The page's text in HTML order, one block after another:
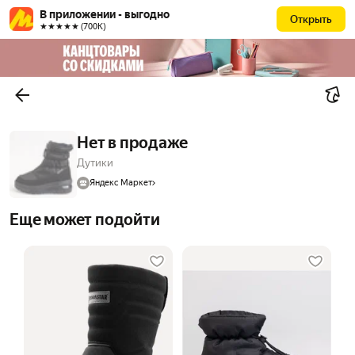
В приложении - выгодно
★★★★★ (700К)
Открыть
Нет в продаже
Дутики
Яндекс Маркет
Еще может подойти